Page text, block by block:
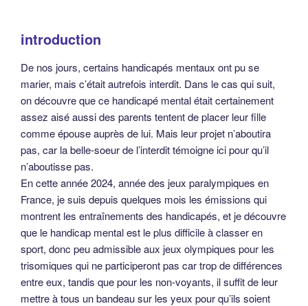
introduction
De nos jours, certains handicapés mentaux ont pu se
marier, mais c’était autrefois interdit. Dans le cas qui suit,
on découvre que ce handicapé mental était certainement
assez aisé aussi des parents tentent de placer leur fille
comme épouse auprès de lui. Mais leur projet n’aboutira
pas, car la belle-soeur de l’interdit témoigne ici pour qu’il
n’aboutisse pas.
En cette année 2024, année des jeux paralympiques en
France, je suis depuis quelques mois les émissions qui
montrent les entraînements des handicapés, et je découvre
que le handicap mental est le plus difficile à classer en
sport, donc peu admissible aux jeux olympiques pour les
trisomiques qui ne participeront pas car trop de différences
entre eux, tandis que pour les non-voyants, il suffit de leur
mettre à tous un bandeau sur les yeux pour qu’ils soient